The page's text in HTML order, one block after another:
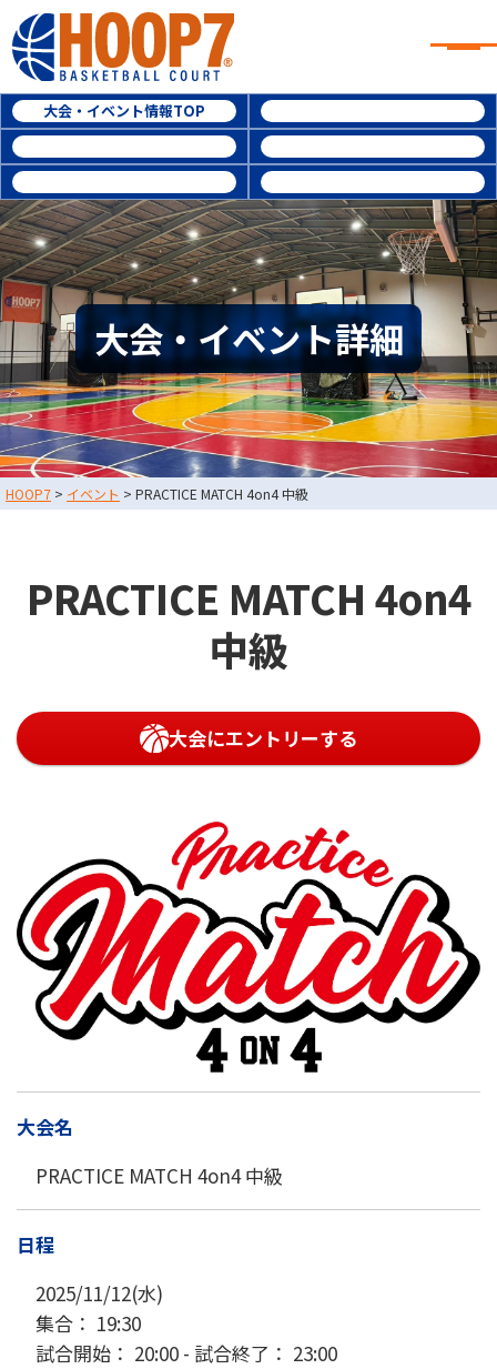
大阪・東大阪・堺のバスケコートレンタル｜HOOP7
大会・イベント情報TOP
大阪・東大阪・堺のバスケコート
レンタル｜HOOP7
HOME
初めての方へ
東大阪店
堺店
大会・イベント情報
HOOPERSスクール
バスケ×BBQ
お知らせ
スタッフブログ
お問い合わせ
利用規約
運営会社情報
採用情報
東大阪店 TEL. 0729-65-6060
072-249-8382
コート利用予約
大会・イベント詳細
HOOP7 > イベント > PRACTICE MATCH 4on4 中級
PRACTICE MATCH 4on4
中級
大会にエントリーする
大会名
PRACTICE MATCH 4on4 中級
日程
2025/11/12(水)
集合： 19:30
試合開始： 20:00 - 試合終了： 23:00